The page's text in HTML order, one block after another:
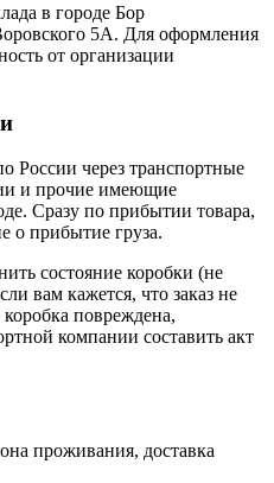
в городе Бор
5А. Для оформления
от организации
России через транспортные
и прочие имеющие
Сразу по прибытии товара,
о прибытие груза.
состояние коробки (не
вам кажется, что заказ не
коробка повреждена,
компании составить акт
проживания, доставка